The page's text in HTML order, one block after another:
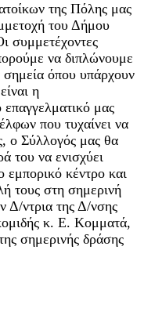
της Πόλης μας
του Δήμου
συμμετέχοντες
να διπλώνουμε
σημεία όπου υπάρχουν
η
μας
που τυχαίνει να
ο Σύλλογός μας θα
του να ενισχύει
εμπορικό κέντρο και
τους στη σημερινή
Δ/ντρια της Δ/νσης
κ. Ε. Κομματά,
σημερινής δράσης